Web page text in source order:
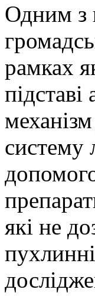
Одним з
рамках
систему
які не